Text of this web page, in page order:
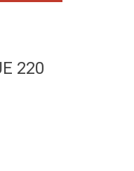
220